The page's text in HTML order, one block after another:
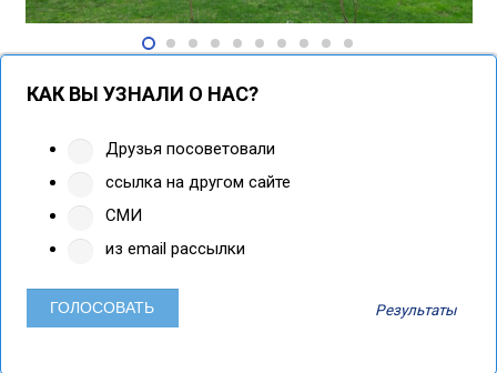
КАК ВЫ УЗНАЛИ О НАС?
Друзья посоветовали
ссылка на другом сайте
СМИ
из email рассылки
Результаты